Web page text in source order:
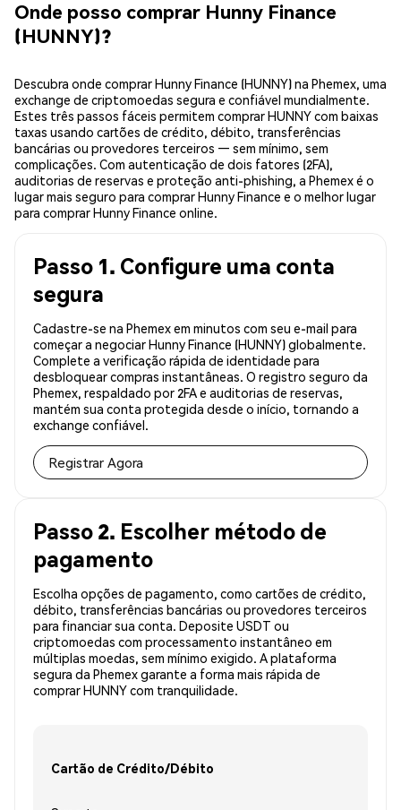
Onde posso comprar Hunny Finance
(HUNNY)?
Descubra onde comprar Hunny Finance (HUNNY) na Phemex, uma
exchange de criptomoedas segura e confiável mundialmente.
Estes três passos fáceis permitem comprar HUNNY com baixas
taxas usando cartões de crédito, débito, transferências
bancárias ou provedores terceiros — sem mínimo, sem
complicações. Com autenticação de dois fatores (2FA),
auditorias de reservas e proteção anti-phishing, a Phemex é o
lugar mais seguro para comprar Hunny Finance e o melhor lugar
para comprar Hunny Finance online.
Passo 1. Configure uma conta
segura
Cadastre-se na Phemex em minutos com seu e-mail para
começar a negociar Hunny Finance (HUNNY) globalmente.
Complete a verificação rápida de identidade para
desbloquear compras instantâneas. O registro seguro da
Phemex, respaldado por 2FA e auditorias de reservas,
mantém sua conta protegida desde o início, tornando a
exchange confiável.
Registrar Agora
Passo 2. Escolher método de
pagamento
Escolha opções de pagamento, como cartões de crédito,
débito, transferências bancárias ou provedores terceiros
para financiar sua conta. Deposite USDT ou
criptomoedas com processamento instantâneo em
múltiplas moedas, sem mínimo exigido. A plataforma
segura da Phemex garante a forma mais rápida de
comprar HUNNY com tranquilidade.
Cartão de Crédito/Débito